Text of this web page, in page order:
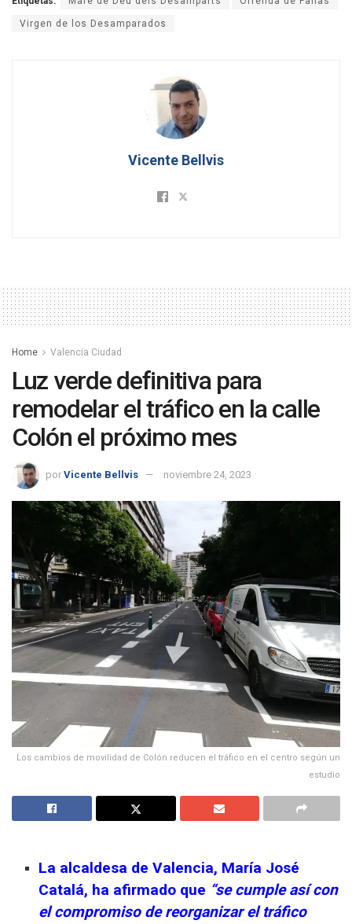
Virgen de los Desamparados
Vicente Bellvis
Home Valencia Ciudad
Luz verde definitiva para
remodelar el tráfico en la calle
Colón el próximo mes
por Vicente Bellvis noviembre 24, 2023
Los cambios de movilidad de Colón reducen el tráfico en el centro según un
estudio
La alcaldesa de Valencia, María José
Catalá, ha afirmado que “se cumple así con
el compromiso de reorganizar el tráfico